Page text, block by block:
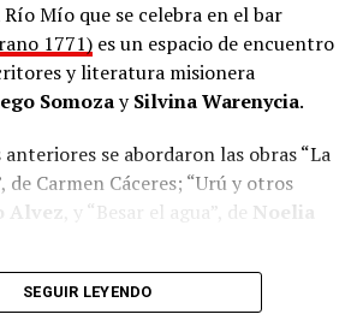
que Maniatic no se presenta en
creció desde la infancia en las
Mío que se celebra en el bar
1771)es un espacio de encuentro
y literatura misionera
SomozaySilvina Warenycia.
se abordaron las obras “La
Carmen Cáceres; “Urú y otros
Alvez , y “Besar el agua”, de Noelia
de Misiones, quienes visitan el
SEGUIR LEYENDO